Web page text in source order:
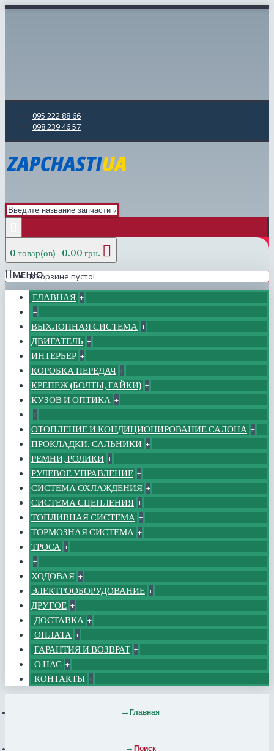
095 222 88 66
098 239 46 57
0 товар(ов) - 0.00 грн.
В корзине пусто!
МЕНЮ
ГЛАВНАЯ +
+
ВЫХЛОПНАЯ СИСТЕМА +
ДВИГАТЕЛЬ +
ИНТЕРЬЕР +
КОРОБКА ПЕРЕДАЧ +
КРЕПЕЖ (БОЛТЫ, ГАЙКИ) +
КУЗОВ И ОПТИКА +
+
ОТОПЛЕНИЕ И КОНДИЦИОНИРОВАНИЕ САЛОНА +
ПРОКЛАДКИ, САЛЬНИКИ +
РЕМНИ, РОЛИКИ +
РУЛЕВОЕ УПРАВЛЕНИЕ +
СИСТЕМА ОХЛАЖДЕНИЯ +
СИСТЕМА СЦЕПЛЕНИЯ +
ТОПЛИВНАЯ СИСТЕМА +
ТОРМОЗНАЯ СИСТЕМА +
ТРОСА +
+
ХОДОВАЯ +
ЭЛЕКТРООБОРУДОВАНИЕ +
ДРУГОЕ +
ДОСТАВКА +
ОПЛАТА +
ГАРАНТИЯ И ВОЗВРАТ +
О НАС +
КОНТАКТЫ +
Главная
Поиск